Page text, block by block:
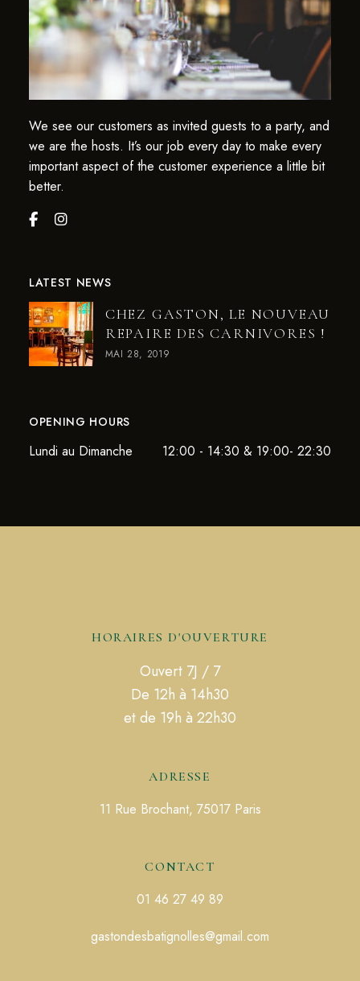
We see our customers as invited guests to a party, and
we are the hosts. It’s our job every day to make every
important aspect of the customer experience a little bit
better.
LATEST NEWS
CHEZ GASTON, LE NOUVEAU
REPAIRE DES CARNIVORES !
MAI 28, 2019
OPENING HOURS
Lundi au Dimanche 12:00 - 14:30 & 19:00- 22:30
HORAIRES D'OUVERTURE
Ouvert 7J / 7
De 12h à 14h30
et de 19h à 22h30
ADRESSE
11 Rue Brochant, 75017 Paris
CONTACT
01 46 27 49 89
gastondesbatignolles@gmail.com